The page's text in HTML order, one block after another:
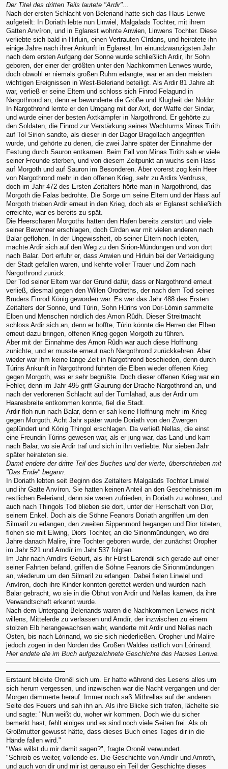
Der Titel des dritten Teils lautete "Ardir"...
Nach der ersten Schlacht von Beleriand hatte sich das Haus Lenwe
aufgeteilt: In Doriath lebte nun Linwiel, Malgalads Tochter, mit ihrem
Gatten Anvíron, und in Eglarest wohnte Anwien, Linwens Tochter. Diese
verliebte sich bald in Hirluin, einen Vertrauten Círdans, und heiratete ihn
einige Jahre nach ihrer Ankunft in Eglarest. Im einundzwanzigsten Jahr
nach dem ersten Aufgang der Sonne wurde schließlich Ardir, ihr Sohn
geboren, der einer der größten unter den Nachkommen Lenwes wurde,
doch obwohl er niemals großen Ruhm erlangte, war er an den meisten
wichtigen Ereignissen in West-Beleriand beteiligt. Als Ardir 81 Jahre alt
war, verließ er seine Eltern und schloss sich Finrod Felagund in
Nargothrond an, denn er bewunderte die Größe und Klugheit der Noldor.
In Nargothrond lernte er den Umgang mit der Axt, der Waffe der Sindar,
und wurde einer der besten Axtkämpfer in Nargothrond. Er gehörte zu
den Soldaten, die Finrod zur Verstärkung seines Wachturms Minas Tirith
auf Tol Sirion sandte, als dieser in der Dagor Bragollach angegriffen
wurde, und gehörte zu denen, die zwei Jahre später der Einnahme der
Festung durch Sauron entkamen. Beim Fall von Minas Tirith sah er viele
seiner Freunde sterben, und von diesem Zeitpunkt an wuchs sein Hass
auf Morgoth und auf Sauron im Besonderen. Aber vorerst zog kein Heer
von Nargothrond mehr in den offenen Krieg, sehr zu Ardirs Verdruss,
doch im Jahr 472 des Ersten Zeitalters hörte man in Nargothrond, das
Morgoth die Falas bedrohte. Die Sorge um seine Eltern und der Hass auf
Morgoth trieben Ardir erneut in den Krieg, doch als er Eglarest schließlich
erreichte, war es bereits zu spät.
Die Heerscharen Morgoths hatten den Hafen bereits zerstört und viele
seiner Bewohner erschlagen, doch Círdan war mit vielen anderen nach
Balar geflohen. In der Ungewissheit, ob seiner Eltern noch lebten,
machte Ardir sich auf den Weg zu den Sirion-Mündungen und von dort
nach Balar. Dort erfuhr er, dass Anwien und Hirluin bei der Verteidigung
der Stadt gefallen waren, und kehrte voller Trauer und Zorn nach
Nargothrond zurück.
Der Tod seiner Eltern war der Grund dafür, dass er Nargothrond erneut
verließ, diesmal gegen den Willen Orodreths, der nach dem Tod seines
Bruders Finrod König geworden war. Es war das Jahr 488 des Ersten
Zeitalters der Sonne, und Túrin, Sohn Húrins von Dor-Lómin sammelte
Elben und Menschen nördlich des Amon Rûdh. Dieser Streitmacht
schloss Ardir sich an, denn er hoffte, Túrin könnte die Herren der Elben
erneut dazu bringen, offenen Krieg gegen Morgoth zu führen.
Aber mit der Einnahme des Amon Rûdh war auch diese Hoffnung
zunichte, und er musste erneut nach Nargothrond zurückkehren. Aber
wieder war ihm keine lange Zeit in Nargothrond beschieden, denn durch
Túrins Ankunft in Nargothrond führten die Elben wieder offenen Krieg
gegen Morgoth, was er sehr begrüßte. Doch dieser offenen Krieg war ein
Fehler, denn im Jahr 495 griff Glaurung der Drache Nargothrond an, und
nach der verlorenen Schlacht auf der Tumlahad, aus der Ardir um
Haaresbreite entkommen konnte, fiel die Stadt.
Ardir floh nun nach Balar, denn er sah keine Hoffnung mehr im Krieg
gegen Morgoth. Acht Jahr später wurde Doriath von den Zwergen
geplündert und König Thingol erschlagen. Da verließ Nellas, die einst
eine Freundin Túrins gewesen war, als er jung war, das Land und kam
nach Balar, wo sie Ardir traf und sich in ihn verliebte. Nur sieben Jahr
später heirateten sie.
Damit endete der dritte Teil des Buches und der vierte, überschrieben mit
"Das Ende" begann.
In Doriath lebten seit Beginn des Zeitalters Malgalads Tochter Linwiel
und ihr Gatte Anvíron. Sie hatten keinen Anteil an den Geschehnissen im
restlichen Beleriand, denn sie waren zufrieden, in Doriath zu wohnen, und
auch nach Thingols Tod blieben sie dort, unter der Herrschaft von Dior,
seinem Enkel. Doch als die Söhne Feanors Doriath angriffen um den
Silmaril zu erlangen, den zweiten Sippenmord begangen und Dior töteten,
flohen sie mit Elwing, Diors Tochter, an die Sirionmündungen, wo drei
Jahre danach Malire, ihre Tochter geboren wurde, der zunächst Oropher
im Jahr 521 und Amdír im Jahr 537 folgten.
Im Jahr nach Amdírs Geburt, als ihr Fürst Earendil sich gerade auf einer
seiner Fahrten befand, griffen die Söhne Feanors die Sirionmündungen
an, wiederum um den Silmaril zu erlangen. Dabei fielen Linwiel und
Anvíron, doch ihre Kinder konnten gerettet werden und wurden nach
Balar gebracht, wo sie in die Obhut von Ardir und Nellas kamen, da ihre
Verwandtschaft erkannt wurde.
Nach dem Untergang Beleriands waren die Nachkommen Lenwes nicht
willens, Mittelerde zu verlassen und Amdír, der inzwischen zu einem
stolzen Elb herangewachsen wahr, wanderte mit Ardir und Nellas nach
Osten, bis nach Lórinand, wo sie sich niederließen. Oropher und Malire
jedoch zogen in den Norden des Großen Waldes östlich von Lórinand.
Hier endete die im Buch aufgezeichnete Geschichte des Hauses Lenwe.
Erstaunt blickte Oronêl sich um. Er hatte während des Lesens alles um
sich herum vergessen, und inzwischen war die Nacht vergangen und der
Morgen dämmerte herauf. Immer noch saß Mithrellas auf der anderen
Seite des Feuers und sah ihn an. Als ihre Blicke sich trafen, lächelte sie
und sagte: "Nun weißt du, woher wir kommen. Doch wie du sicher
bemerkt hast, fehlt einiges und es sind noch viele Seiten frei. Als ob
Großmutter gewusst hätte, dass dieses Buch eines Tages dir in die
Hände fallen wird."
"Was willst du mir damit sagen?", fragte Oronêl verwundert.
"Schreib es weiter, vollende es. Die Geschichte von Amdír und Amroth,
und auch von dir und mir ist genauso ein Teil der Geschichte dieses